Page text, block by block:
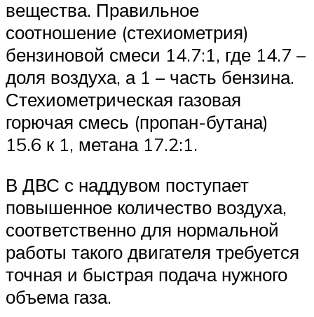
вещества. Правильное
соотношение (стехиометрия)
бензиновой смеси 14.7:1, где 14.7 –
доля воздуха, а 1 – часть бензина.
Стехиометрическая газовая
горючая смесь (пропан-бутана)
15.6 к 1, метана 17.2:1.
В ДВС с наддувом поступает
повышенное количество воздуха,
соответственно для нормальной
работы такого двигателя требуется
точная и быстрая подача нужного
объема газа.